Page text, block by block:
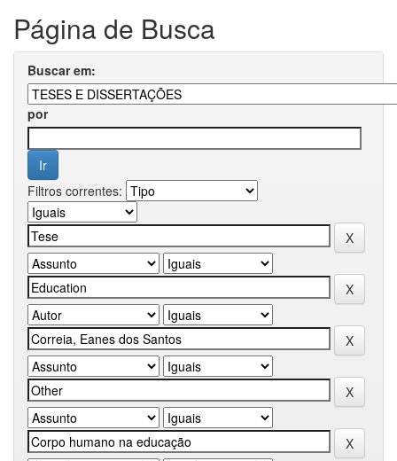
Página de Busca
Buscar em:
por
Filtros correntes: